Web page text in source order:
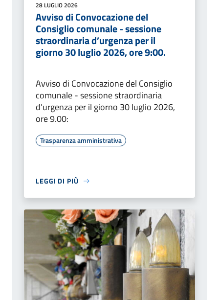
28 LUGLIO 2026
Avviso di Convocazione del
Consiglio comunale - sessione
straordinaria d’urgenza per il
giorno 30 luglio 2026, ore 9:00.
Avviso di Convocazione del Consiglio
comunale - sessione straordinaria
d’urgenza per il giorno 30 luglio 2026,
ore 9.00:
Trasparenza amministrativa
LEGGI DI PIÙ